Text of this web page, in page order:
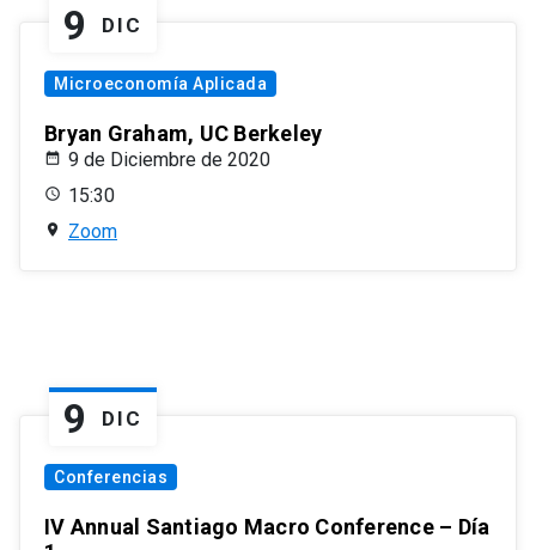
9 DIC
Microeconomía Aplicada
Bryan Graham, UC Berkeley
9 de Diciembre de 2020
15:30
Zoom
9 DIC
Conferencias
IV Annual Santiago Macro Conference – Día